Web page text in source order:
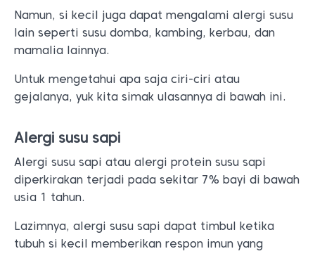
Namun, si kecil juga dapat mengalami alergi susu
lain seperti susu domba, kambing, kerbau, dan
mamalia lainnya.
Untuk mengetahui apa saja ciri-ciri atau
gejalanya, yuk kita simak ulasannya di bawah ini.
Alergi susu sapi
Alergi susu sapi atau alergi protein susu sapi
diperkirakan terjadi pada sekitar 7% bayi di bawah
usia 1 tahun.
Lazimnya, alergi susu sapi dapat timbul ketika
tubuh si kecil memberikan respon imun yang